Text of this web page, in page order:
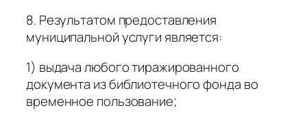
8. Результатом предоставления
муниципальной услуги является:
1) выдача любого тиражированного
документа из библиотечного фонда во
временное пользование;